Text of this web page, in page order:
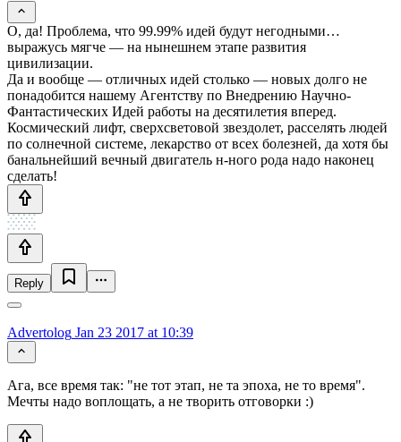
О, да! Проблема, что 99.99% идей будут негодными…
выражусь мягче — на нынешнем этапе развития
цивилизации.
Да и вообще — отличных идей столько — новых долго не
понадобится нашему Агентству по Внедрению Научно-
Фантастических Идей работы на десятилетия вперед.
Космический лифт, сверхсветовой звездолет, расселять людей
по солнечной системе, лекарство от всех болезней, да хотя бы
банальнейший вечный двигатель н-ного рода надо наконец
сделать!
Reply
Advertolog Jan 23 2017 at 10:39
Ага, все время так: "не тот этап, не та эпоха, не то время".
Мечты надо воплощать, а не творить отговорки :)